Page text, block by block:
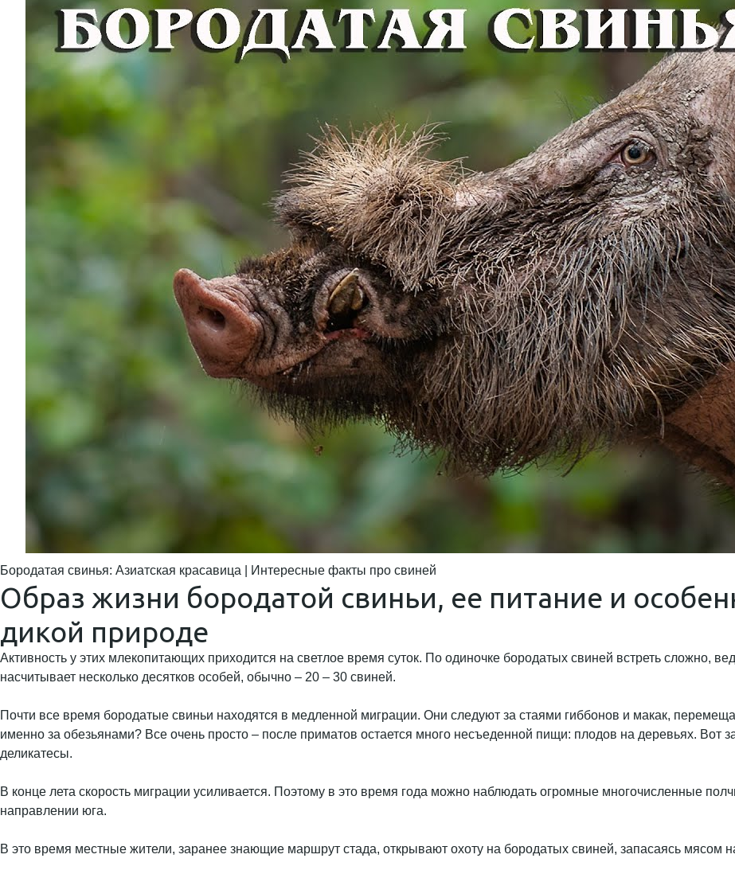
Бородатая свинья: Азиатская красавица | Интересные факты про свиней
Образ жизни бородатой свиньи, ее питание и
дикой природе
Активность у этих млекопитающих приходится на светлое время суток. По одиночке бородатых свиней встреть сложно,
насчитывает несколько десятков особей, обычно – 20 – 30 свиней.
Почти все время бородатые свиньи находятся в медленной миграции. Они следуют за стаями гиббонов и макак,
именно за обезьянами? Все очень просто – после приматов остается много несъеденной пищи: плодов на деревьях. Вот
деликатесы.
В конце лета скорость миграции усиливается. Поэтому в это время года можно наблюдать огромные многочисленные
направлении юга.
В это время местные жители, заранее знающие маршрут стада, открывают охоту на бородатых свиней, запасаясь мясом